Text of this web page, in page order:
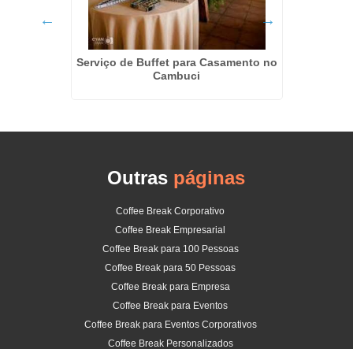
Serviço de Buffet para Casamento no
Cambuci
Outras páginas
Coffee Break Corporativo
Coffee Break Empresarial
Coffee Break para 100 Pessoas
Coffee Break para 50 Pessoas
Coffee Break para Empresa
Coffee Break para Eventos
Coffee Break para Eventos Corporativos
Coffee Break Personalizados